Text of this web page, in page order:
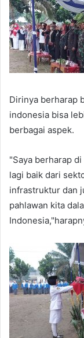
Dirinya berharap
indonesia bisa
berbagai aspek.
"Saya berharap
lagi baik dari
infrastruktur dan
pahlawan kita